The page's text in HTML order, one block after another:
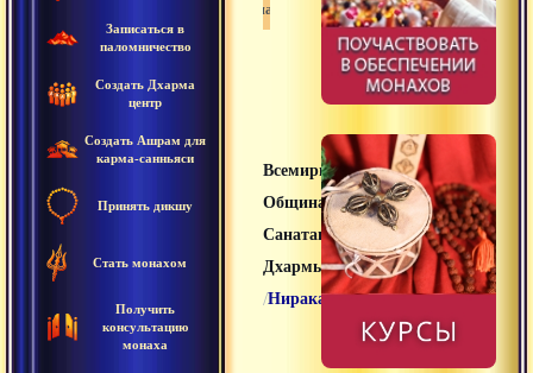
Записаться в
паломничество
Создать Дхарма
центр
Создать Ашрам для
карма-санньяси
Принять дикшу
Стать монахом
Получить
консультацию
монаха
Санатана дхарма
Всемирная
Община
Санатана
Дхармы
/Ниракара